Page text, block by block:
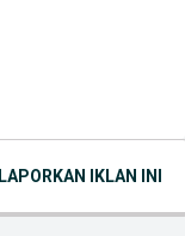
LAPORKAN IKLAN INI